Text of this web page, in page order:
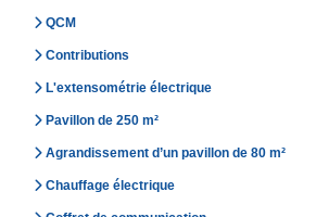
QCM
Contributions
L'extensométrie électrique
Pavillon de 250 m²
Agrandissement d’un pavillon de 80 m²
Chauffage électrique